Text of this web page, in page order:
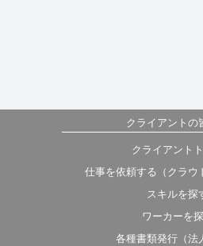
クライアントの
クライアント
仕事を依頼する（クラウ
スキルを探
ワーカーを
各種書類発行（法